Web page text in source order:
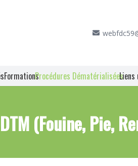
FormationsProcédures Dématérialisées
(Fouine, Pie,